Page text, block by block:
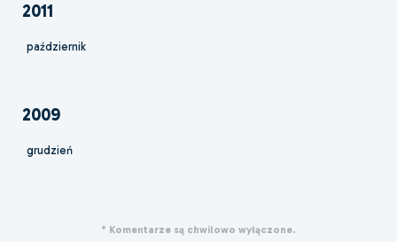
2011
październik
2009
grudzień
* Komentarze są chwilowo wyłączone.